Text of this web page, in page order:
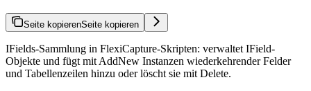
Seite kopierenSeite kopieren
IFields-Sammlung in FlexiCapture-Skripten: verwaltet IField-
Objekte und fügt mit AddNew Instanzen wiederkehrender Felder
und Tabellenzeilen hinzu oder löscht sie mit Delete.